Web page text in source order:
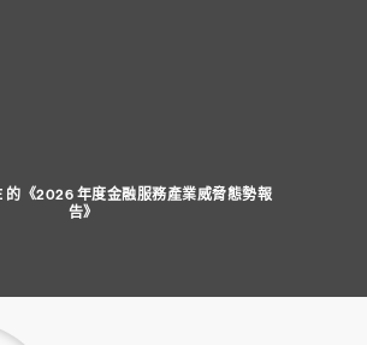
的《2026 年度金融服務產業威脅態勢報
告》